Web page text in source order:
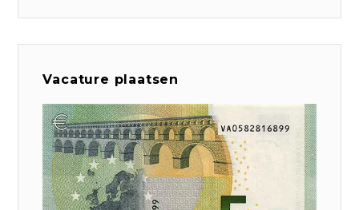
Vacature plaatsen